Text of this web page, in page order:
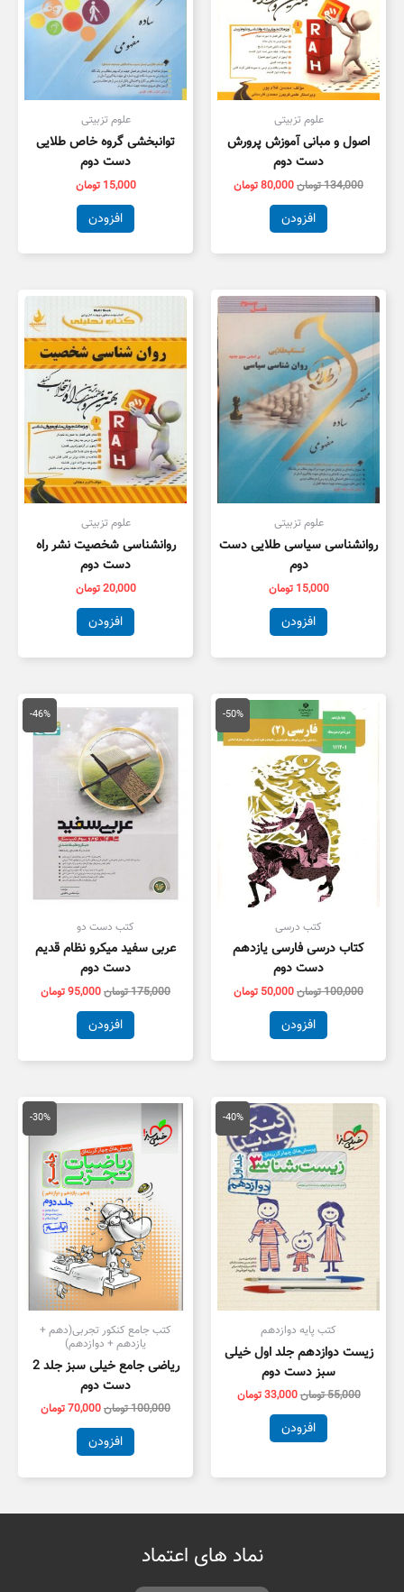
علوم تزبیتی
اصول و مبانی آموزش پرورش
دست دوم
134,000تومان80,000تومان
افزودن
علوم تزبیتی
توانبخشی گروه خاص طلایی
دست دوم
15,000 تومان
افزودن
علوم تزبیتی
روانشناسی سیاسی طلایی دست
دوم
15,000 تومان
افزودن
علوم تزبیتی
روانشناسی شخصیت نشر راه
دست دوم
20,000تومان
افزودن
-50%
کتب درسی
کتاب درسی فارسی یازدهم
دست دوم
100,000تومان
قیمت
اصلی
100,000 تومان
بود.
50,000 تومان
قیمت
فعلی
است.
افزودن
-46%
کتب دست دو
عربی سفید میکرو نظام قدیم
دست دوم
175,000تومان
اصلی
175,000 تومان
بود.
95,000تومان
قیمت
فعلی
افزودن
-40%
کتب پایه دوازدهم
زیست دوازدهم جلد اول خیلی
سبز دست دوم
55,000تومان
قیمت
اصلی
55,000 تومان
بود.
33,000تومان
قیمت
فعلی
33,000 تومان
است.
افزودن
-30%
کتب جامع کنکور تجربی(دهم +
یازدهم + دوازدهم)
ریاضی جامع خیلی سبز جلد 2
دست دوم
100,000تومان
قیمت
100,000 تومان
بود.
70,000تومان
قیمت
فعلی
افزودن
نماد های اعتماد